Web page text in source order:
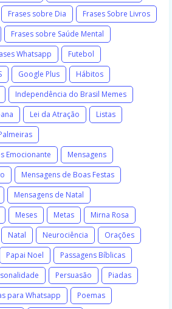
Frases sobre Dia
Frases Sobre Livros
Frases sobre Saúde Mental
Whatsapp
Futebol
Google Plus
Hábitos
Independência do Brasil Memes
Lei da Atração
Listas
Emocionante
Mensagens
Mensagens de Boas Festas
Mensagens de Natal
Meses Metas
Mirna Rosa
Natal Neurociência
Orações
Papai Noel
Passagens Bíblicas
Persuasão
Piadas
para Whatsapp
Poemas